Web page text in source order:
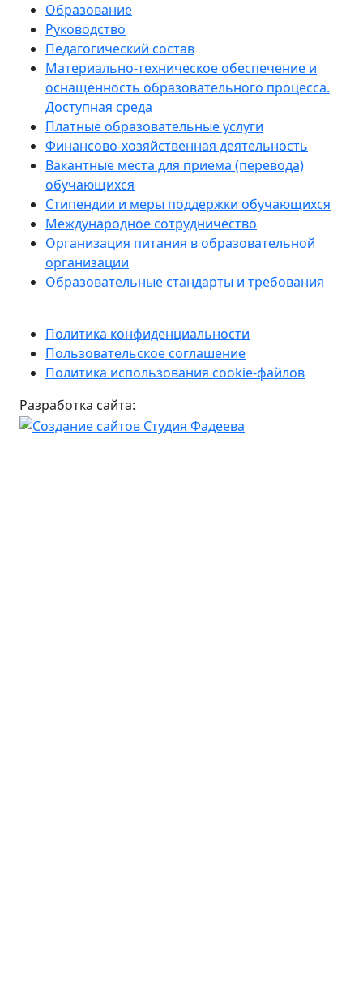
Образование
Руководство
Педагогический состав
Материально-техническое обеспечение и
оснащенность образовательного процесса.
Доступная среда
Платные образовательные услуги
Финансово-хозяйственная деятельность
Вакантные места для приема (перевода)
обучающихся
Стипендии и меры поддержки обучающихся
Международное сотрудничество
Организация питания в образовательной
организации
Образовательные стандарты и требования
Политика конфиденциальности
Пользовательское соглашение
Политика использования cookie-файлов
Разработка сайта: